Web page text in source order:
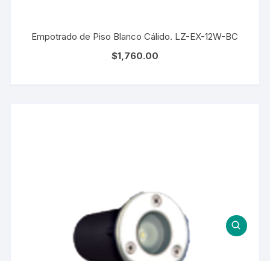
Empotrado de Piso Blanco Cálido. LZ-EX-12W-BC
$1,760.00